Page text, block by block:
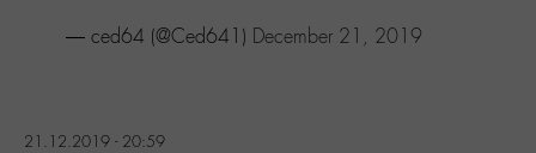
— ced64 (@Ced641) December 21, 2019
21.12.2019 - 20:59